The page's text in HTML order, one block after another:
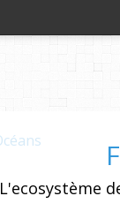
L'ecosystème